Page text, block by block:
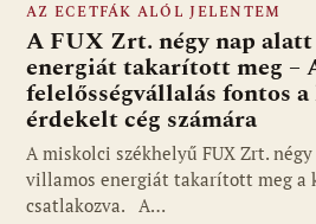
AZ ECETFÁK ALÓL JELENTEM
A FUX Zrt. négy nap
energiát takarított meg –
felelősségvállalás fontos
érdekelt cég számára
A miskolci székhelyű FUX Zrt.
villamos energiát takarított meg a
csatlakozva. A…